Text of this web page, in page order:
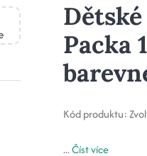
Packa
Kód produktu:
...Číst více